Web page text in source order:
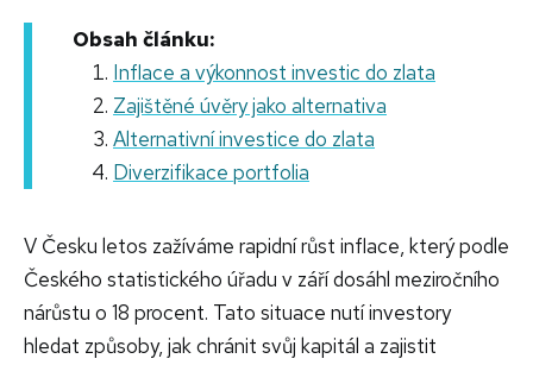
Obsah článku:
Inflace a výkonnost investic do zlata
Zajištěné úvěry jako alternativa
Alternativní investice do zlata
Diverzifikace portfolia
V Česku letos zažíváme rapidní růst inflace, který podle
Českého statistického úřadu v září dosáhl meziročního
nárůstu o 18 procent. Tato situace nutí investory
hledat způsoby, jak chránit svůj kapitál a zajistit